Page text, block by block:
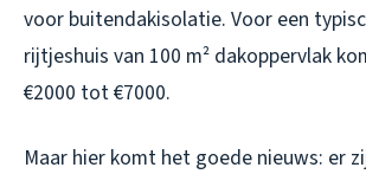
voor buitendakisolatie. Voor een
rijtjeshuis van 100 m² dakoppervlak
€2000 tot €7000.
Maar hier komt het goede nieuws: er